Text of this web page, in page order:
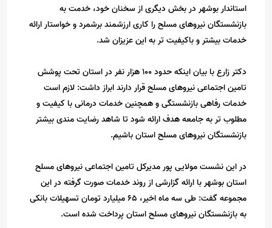
استاندار بوشهر در بخش دیگری از سخنان خود، خدمت به
بازنشستگان نیروهای مسلح را کاری ارزشمند برشمرد و خواستار ارائه
خدمات بیشتر و باکیفیت تر به این عزیزان شد.
دکتر زارع با بیان اینکه حدود 100 هزار نفر در استان تحت پوشش
تامین اجتماعی نیروهای مسلح قرار دارند ابراز داشت: لازم است
خدمات رفاهی بازنشستگی و همچنین خدمات درمانی با کیفیت و
مطلوب تر به جامعه هدف ارائه شود تا شاهد رضایت مندی بیشتر
بازنشستگان نیروهای مسلح استان باشیم.
در این نشست مولایی پور مدیرکل تامین اجتماعی نیروهای مسلح
استان بوشهر با ارائه گزارشی از روند خدمات صورت گرفته در این
مجموعه گفت: طی سه ماه اخیر، 65 میلیارد تومان تسهیلات بانکی
به بازنشستگان نیروهای مسلح استان پرداخت شده است.